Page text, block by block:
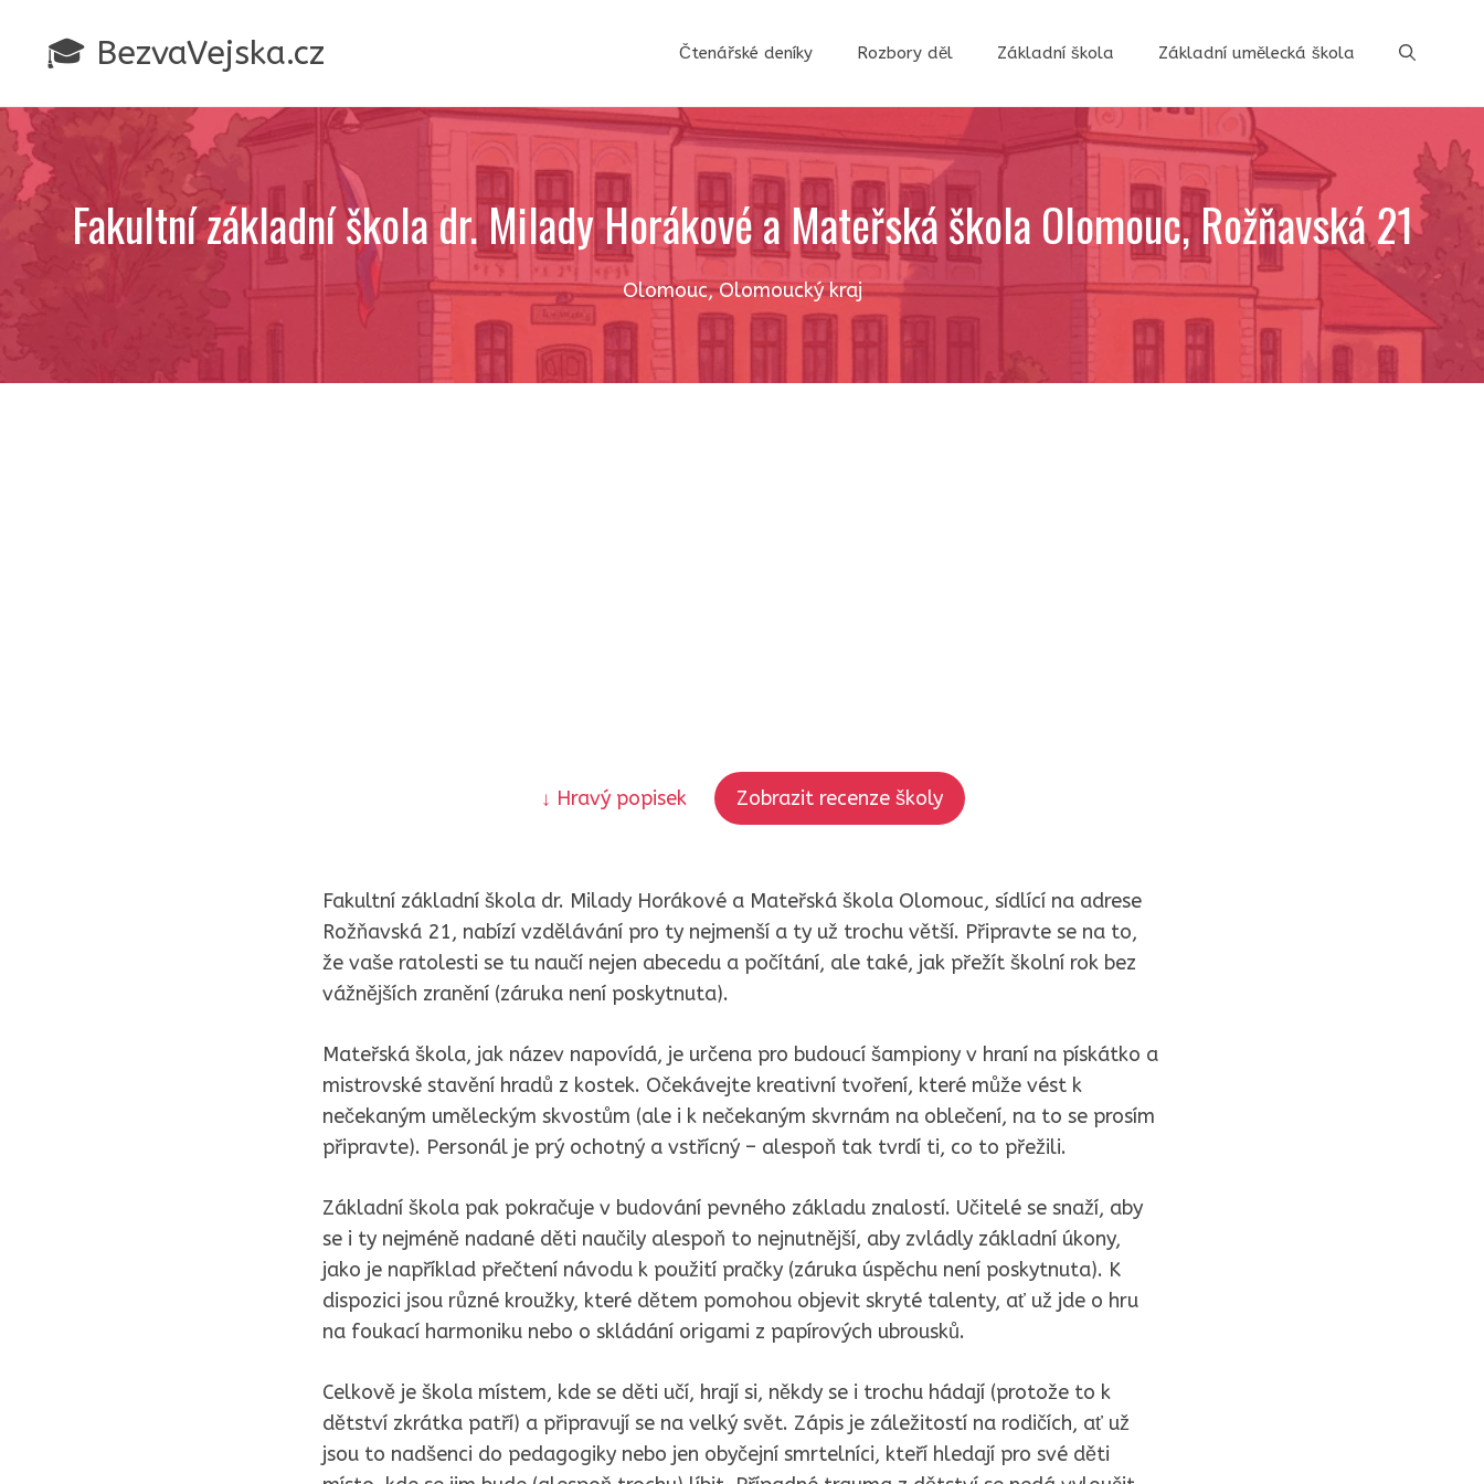
obsah
🎓 BezvaVejska.cz Čtenářské deníky Rozbory děl Základní škola Základní umělecká škola
Fakultní základní škola dr. Milady Horákové a Mateřská škola Olomouc, Rožňavská 21
Olomouc,Olomoucký kraj
↓ Hravý popisek Zobrazit recenze školy
Fakultní základní škola dr. Milady Horákové a Mateřská škola Olomouc, sídlící na adrese
Rožňavská 21, nabízí vzdělávání pro ty nejmenší a ty už trochu větší. Připravte se na to,
že vaše ratolesti se tu naučí nejen abecedu a počítání, ale také, jak přežít školní rok bez
vážnějších zranění (záruka není poskytnuta).
Mateřská škola, jak název napovídá, je určena pro budoucí šampiony v hraní na pískátko a
mistrovské stavění hradů z kostek. Očekávejte kreativní tvoření, které může vést k
nečekaným uměleckým skvostům (ale i k nečekaným skvrnám na oblečení, na to se prosím
připravte). Personál je prý ochotný a vstřícný – alespoň tak tvrdí ti, co to přežili.
Základní škola pak pokračuje v budování pevného základu znalostí. Učitelé se snaží, aby
se i ty nejméně nadané děti naučily alespoň to nejnutnější, aby zvládly základní úkony,
jako je například přečtení návodu k použití pračky (záruka úspěchu není poskytnuta). K
dispozici jsou různé kroužky, které dětem pomohou objevit skryté talenty, ať už jde o hru
na foukací harmoniku nebo o skládání origami z papírových ubrousků.
Celkově je škola místem, kde se děti učí, hrají si, někdy se i trochu hádají (protože to k
dětství zkrátka patří) a připravují se na velký svět. Zápis je záležitostí na rodičích, ať už
jsou to nadšenci do pedagogiky nebo jen obyčejní smrtelníci, kteří hledají pro své děti